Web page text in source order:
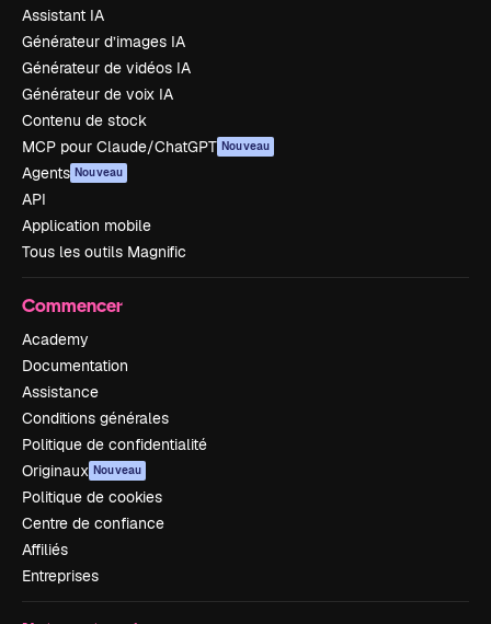
Assistant IA
Générateur d’images IA
Générateur de vidéos IA
Générateur de voix IA
Contenu de stock
MCP pour Claude/ChatGPT Nouveau
Agents Nouveau
API
Application mobile
Tous les outils Magnific
Commencer
Academy
Documentation
Assistance
Conditions générales
Politique de confidentialité
Originaux Nouveau
Politique de cookies
Centre de confiance
Affiliés
Entreprises